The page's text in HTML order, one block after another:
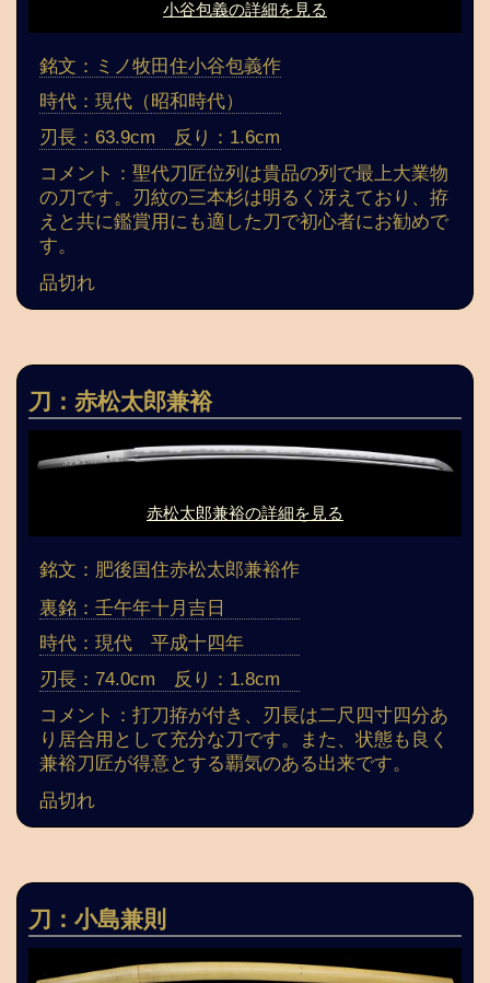
小谷包義の詳細を見る
銘文：ミノ牧田住小谷包義作
時代：現代（昭和時代）
刃長：63.9cm 反り：1.6cm
コメント：聖代刀匠位列は貴品の列で最上大業物
の刀です。刃紋の三本杉は明るく冴えており、拵
えと共に鑑賞用にも適した刀で初心者にお勧めで
す。
品切れ
刀：赤松太郎兼裕
赤松太郎兼裕の詳細を見る
銘文：肥後国住赤松太郎兼裕作
裏銘：壬午年十月吉日
時代：現代 平成十四年
刃長：74.0cm 反り：1.8cm
コメント：打刀拵が付き、刃長は二尺四寸四分あ
り居合用として充分な刀です。また、状態も良く
兼裕刀匠が得意とする覇気のある出来です。
品切れ
刀：小島兼則